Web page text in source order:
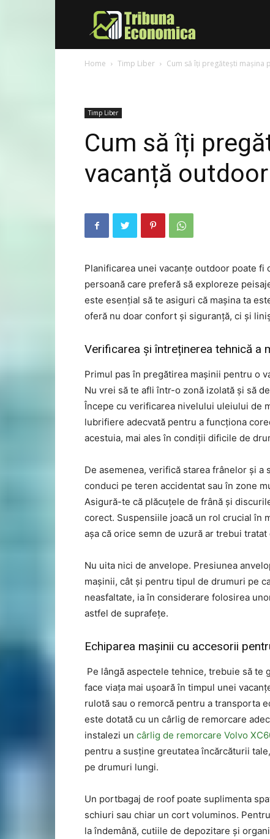
Home Timp Liber Cum să îți pregătești
Timp Liber
Cum să îți
vacanță outdoor
Planificarea unei vacanțe outdoor poate fi
persoană care preferă să exploreze
este esențial să te asiguri că mașina ta
oferă nu doar confort și siguranță, ci și
Verificarea și întreținerea tehnică a
Primul pas în pregătirea mașinii pentru o
Nu vrei să te afli într-o zonă izolată și să
Începe cu verificarea nivelului uleiului de
lubrifiere adecvată pentru a funcționa
acestuia, mai ales în condiții dificile de
De asemenea, verifică starea frânelor și
conduci pe teren accidentat sau în zone
Asigură-te că plăcuțele de frână și
corect. Suspensiile joacă un rol crucial în
așa că orice semn de uzură ar trebui
Nu uita nici de anvelope. Presiunea
mașinii, cât și pentru tipul de drumuri pe
neasfaltate, ia în considerare folosirea
astfel de suprafețe.
Echiparea mașinii cu accesorii
Pe lângă aspectele tehnice, trebuie să te
face viața mai ușoară în timpul unei
rulotă sau o remorcă pentru a transporta
este dotată cu un cârlig de remorcare
instalezi un cârlig de remorcare Volvo
pentru a susține greutatea încărcăturii
pe drumuri lungi.
Un portbagaj de roof poate suplimenta
schiuri sau chiar un cort voluminos.
la îndemână, cutiile de depozitare și